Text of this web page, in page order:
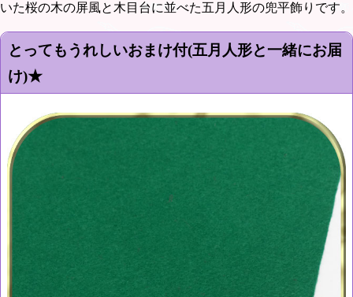
いた桜の木の屏風と木目台に並べた五月人形の兜平飾りです。
とってもうれしいおまけ付(五月人形と一緒にお届
け)★